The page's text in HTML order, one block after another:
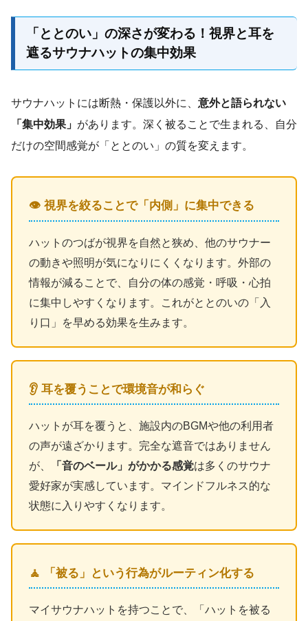
「ととのい」の深さが変わる！視界と耳を
遮るサウナハットの集中効果
サウナハットには断熱・保護以外に、 意外と語られない
「集中効果」 があります。深く被ることで生まれる、自分
だけの空間感覚が「ととのい」の質を変えます。
👁️ 視界を絞ることで「内側」に集中できる
ハットのつばが視界を自然と狭め、他のサウナー
の動きや照明が気になりにくくなります。外部の
情報が減ることで、自分の体の感覚・呼吸・心拍
に集中しやすくなります。これがととのいの「入
り口」を早める効果を生みます。
👂 耳を覆うことで環境音が和らぐ
ハットが耳を覆うと、施設内のBGMや他の利用者
の声が遠ざかります。完全な遮音ではありません
が、
「音のベール」がかかる感覚は多くのサウナ
愛好家が実感しています。マインドフルネス的な
状態に入りやすくなります。
🧘 「被る」という行為がルーティン化する
マイサウナハットを持つことで、「ハットを被る